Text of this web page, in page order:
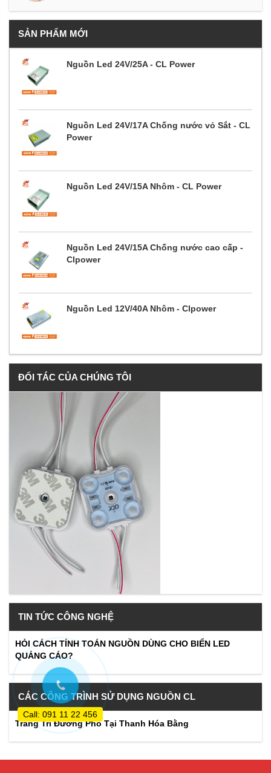
SẢN PHẨM MỚI
Nguồn Led 24V/25A - CL Power
Nguồn Led 24V/17A Chống nước vỏ Sắt - CL
Power
Nguồn Led 24V/15A Nhôm - CL Power
Nguồn Led 24V/15A Chống nước cao cấp -
Clpower
Nguồn Led 12V/40A Nhôm - Clpower
ĐỐI TÁC CỦA CHÚNG TÔI
TIN TỨC CÔNG NGHỆ
HỎI CÁCH TÍNH TOÁN NGUỒN DÙNG CHO BIỂN LED
QUẢNG CÁO?
CÁC CÔNG TRÌNH SỬ DỤNG NGUỒN CL
Trang Trí Đường Phố Tại Thanh Hóa Bằng
Call: 091 11 22 456